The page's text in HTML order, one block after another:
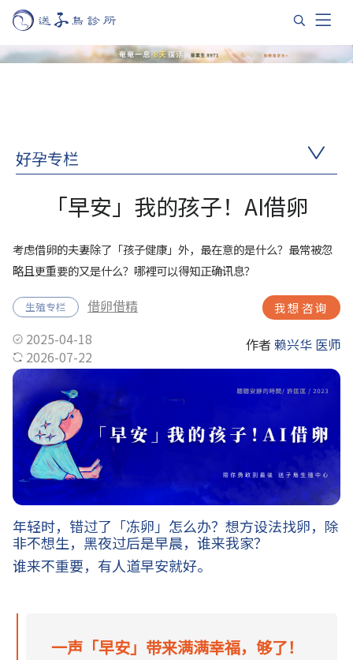
好孕专栏
「早安」我的孩子！AI借卵
考虑借卵的夫妻除了「孩子健康」外，最在意的是什么？最常被忽
略且更重要的又是什么？哪裡可以得知正确讯息？
生殖专栏 借卵借精 我想咨询
2025-04-18
2026-07-22
作者 赖兴华 医师
年轻时，错过了「冻卵」怎么办？想方设法找卵，除
非不想生，黑夜过后是早晨，谁来我家？
谁来不重要，有人道早安就好。
一声「早安」带来满满幸福，够了！